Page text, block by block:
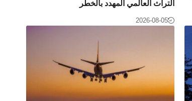
التراث العالمي المهدد بالخطر
2026-08-05